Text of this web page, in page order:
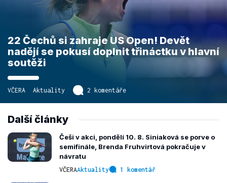
22 Čechů si zahraje US Open! Devět
nadějí se pokusí doplnit třináctku v hlavní
soutěži
VČERA Aktuality 2 komentáře
Další články
Češi v akci, pondělí 10. 8. Siniaková se porve o
semifinále, Brenda Fruhvirtová pokračuje v
návratu
VČERAAktuality 1 komentář